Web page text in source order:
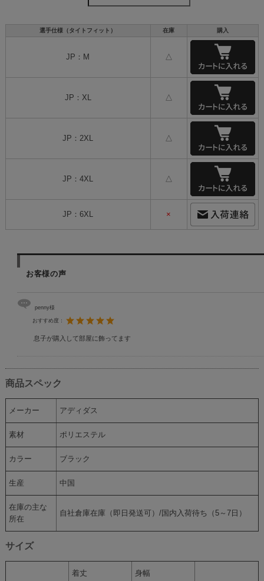
選手仕様（タイトフィット） 在庫 購入
JP：M △
JP：XL △
JP：2XL △
JP：4XL △
JP：6XL ×
お客様の声
penny様
おすすめ度：
息子が購入して部屋に飾ってます
商品スペック
メーカー アディダス
素材 ポリエステル
カラー ブラック
生産 中国
在庫の主な
所在
自社倉庫在庫（即日発送可）/国内入荷待ち（5～7日）
サイズ
着丈 身幅